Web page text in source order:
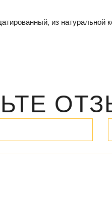
из натуральной